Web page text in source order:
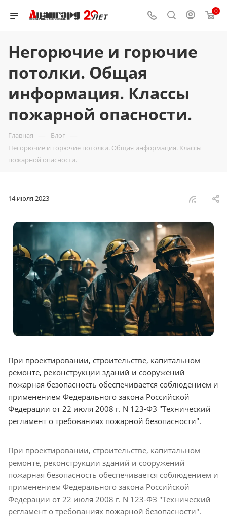
0
Негорючие и горючие
потолки. Общая
информация. Классы
пожарной опасности.
Главная — Блог —
Негорючие и горючие потолки. Общая информация. Классы
пожарной опасности.
14 июля 2023
При проектировании, строительстве, капитальном
ремонте, реконструкции зданий и сооружений
пожарная безопасность обеспечивается соблюдением и
применением Федерального закона Российской
Федерации от 22 июля 2008 г. N 123-ФЗ "Технический
регламент о требованиях пожарной безопасности".
При проектировании, строительстве, капитальном
ремонте, реконструкции зданий и сооружений
пожарная безопасность обеспечивается соблюдением и
применением Федерального закона Российской
Федерации от 22 июля 2008 г. N 123-ФЗ "Технический
регламент о требованиях пожарной безопасности".